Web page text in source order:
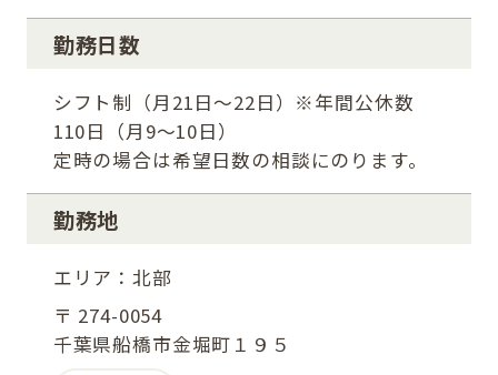
勤務日数
シフト制（月21日～22日）※年間公休数
110日（月9～10日）
定時の場合は希望日数の相談にのります。
勤務地
エリア：北部
〒 274-0054
千葉県船橋市金堀町１９５